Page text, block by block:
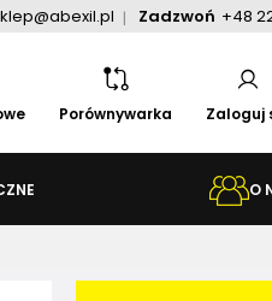
Zadzwoń +48
Porównywarka Zaloguj
O